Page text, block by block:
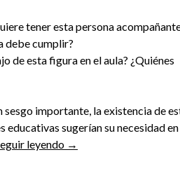
tener esta persona
debe cumplir?
de esta figura en el aula? ¿Quiénes
sesgo importante, la existencia de
educativas sugerían su necesidad en
leyendo “ACOMPAÑANTE
→